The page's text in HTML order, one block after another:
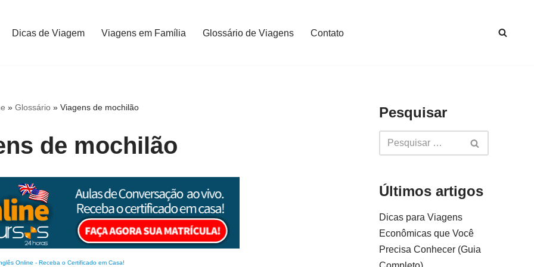
Dicas de Viagem Viagens em Família Glossário de Viagens Contato
» Glossário» Viagens de mochilão
de mochilão
Online - Receba o Certificado em Casa!
Pesquisar
Últimos artigos
Dicas para Viagens
Econômicas que Você
Precisa Conhecer (Guia